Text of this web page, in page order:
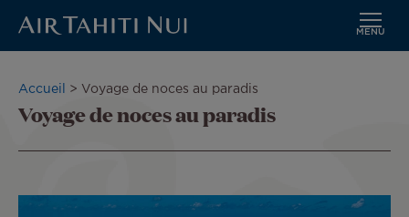
principal
MENU
Fil
d'Ariane
Accueil Voyage de noces au paradis
Voyage de noces au paradis